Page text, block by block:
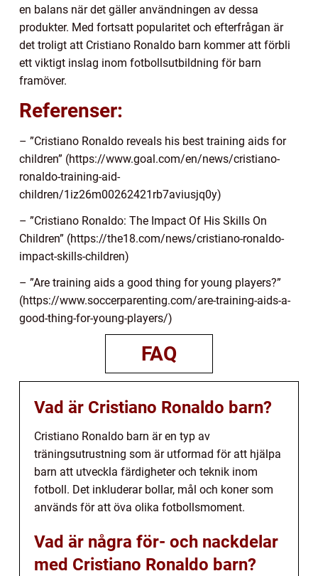
en balans när det gäller användningen av dessa
produkter. Med fortsatt popularitet och efterfrågan är
det troligt att Cristiano Ronaldo barn kommer att förbli
ett viktigt inslag inom fotbollsutbildning för barn
framöver.
Referenser:
– ”Cristiano Ronaldo reveals his best training aids for
children” (https://www.goal.com/en/news/cristiano-
ronaldo-training-aid-
children/1iz26m00262421rb7aviusjq0y)
– ”Cristiano Ronaldo: The Impact Of His Skills On
Children” (https://the18.com/news/cristiano-ronaldo-
impact-skills-children)
– ”Are training aids a good thing for young players?”
(https://www.soccerparenting.com/are-training-aids-a-
good-thing-for-young-players/)
FAQ
Vad är Cristiano Ronaldo barn?
Cristiano Ronaldo barn är en typ av
träningsutrustning som är utformad för att hjälpa
barn att utveckla färdigheter och teknik inom
fotboll. Det inkluderar bollar, mål och koner som
används för att öva olika fotbollsmoment.
Vad är några för- och nackdelar
med Cristiano Ronaldo barn?